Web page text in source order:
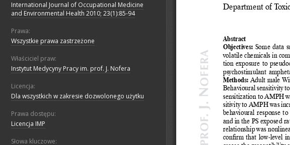
International Journal of Occupational Medicine
and Environmental Health 2010; 23(1):85-94
Prawa:
Wszystkie prawa zastrzeżone
Właściciel praw:
Instytut Medycyny Pracy im. prof. J. Nofera
Licencja:
Dla wszystkich w zakresie dozwolonego użytku
Prawa dostępu:
Licencja IMP
Słowa kluczowe: